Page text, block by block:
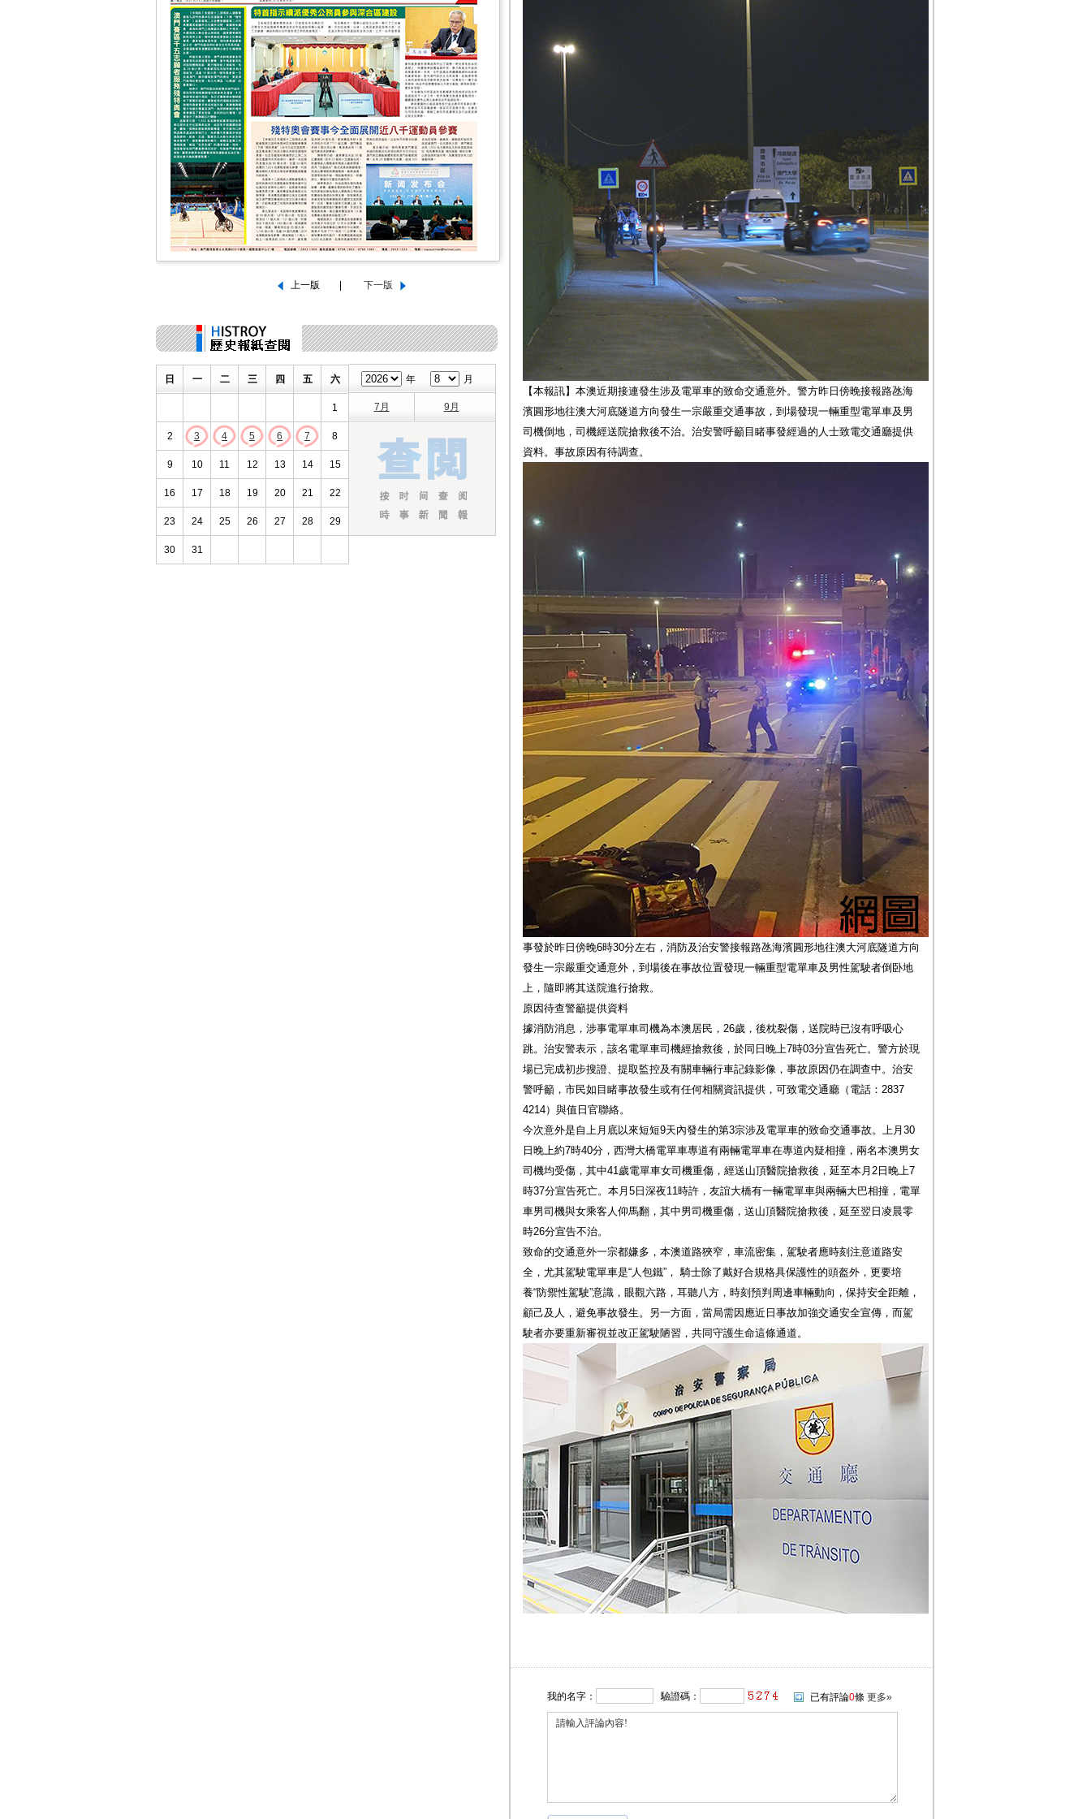
日 一 二 三 四 五 六
1
2 3 4 5 6 7 8
9 10 11 12 13 14 15
16 17 18 19 20 21 22
23 24 25 26 27 28 29
30 31
年 月
7月 9月
【本報訊】本澳近期接連發生涉及電單車的致命交通意外。警方昨日傍晚接報路氹海
濱圓形地往澳大河底隧道方向發生一宗嚴重交通事故，到場發現一輛重型電單車及男
司機倒地，司機經送院搶救後不治。治安警呼籲目睹事發經過的人士致電交通廳提供
資料。事故原因有待調查。
事發於昨日傍晚6時30分左右，消防及治安警接報路氹海濱圓形地往澳大河底隧道方向
發生一宗嚴重交通意外，到場後在事故位置發現一輛重型電單車及男性駕駛者倒卧地
上，隨即將其送院進行搶救。
原因待查警籲提供資料
據消防消息，涉事電單車司機為本澳居民，26歲，後枕裂傷，送院時已沒有呼吸心
跳。治安警表示，該名電單車司機經搶救後，於同日晚上7時03分宣告死亡。警方於現
場已完成初步搜證、提取監控及有關車輛行車記錄影像，事故原因仍在調查中。治安
警呼籲，市民如目睹事故發生或有任何相關資訊提供，可致電交通廳（電話：2837
4214）與值日官聯絡。
今次意外是自上月底以來短短9天內發生的第3宗涉及電單車的致命交通事故。上月30
日晚上約7時40分，西灣大橋電單車專道有兩輛電單車在專道內疑相撞，兩名本澳男女
司機均受傷，其中41歲電單車女司機重傷，經送山頂醫院搶救後，延至本月2日晚上7
時37分宣告死亡。本月5日深夜11時許，友誼大橋有一輛電單車與兩輛大巴相撞，電單
車男司機與女乘客人仰馬翻，其中男司機重傷，送山頂醫院搶救後，延至翌日凌晨零
時26分宣告不治。
致命的交通意外一宗都嫌多，本澳道路狹窄，車流密集，駕駛者應時刻注意道路安
全，尤其駕駛電單車是“人包鐵”， 騎士除了戴好合規格具保護性的頭盔外，更要培
養“防禦性駕駛”意識，眼觀六路，耳聽八方，時刻預判周邊車輛動向，保持安全距離，
顧己及人，避免事故發生。另一方面，當局需因應近日事故加強交通安全宣傳，而駕
駛者亦要重新審視並改正駕駛陋習，共同守護生命這條通道。
我的名字： 驗證碼： 已有評論0條 更多»